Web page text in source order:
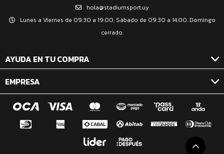
hola@stadiumsport.uy
Lunes a Viernes de 09:30 a 19:00. Sábado de 09:30 a 14:00. Domingo
cerrado.
AYUDA EN TU COMPRA
EMPRESA